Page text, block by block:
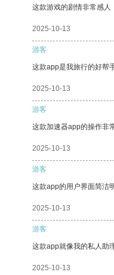
这款游戏的剧情非常感人
2025-10-13
游客
这款app是我旅行的好帮
2025-10-13
游客
这款加速器app的操作非
2025-10-13
游客
这款app的用户界面简洁
2025-10-13
游客
这款app就像我的私人助
2025-10-13